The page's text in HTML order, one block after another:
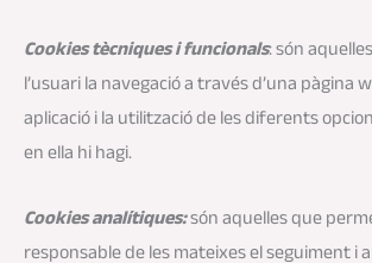
Cookies tècniques i funcionals: són
l’usuari la navegació a través d’una pàgina
aplicació i la utilització de les diferents
en ella hi hagi.
Cookies analítiques:són aquelles que
responsable de les mateixes el seguiment i